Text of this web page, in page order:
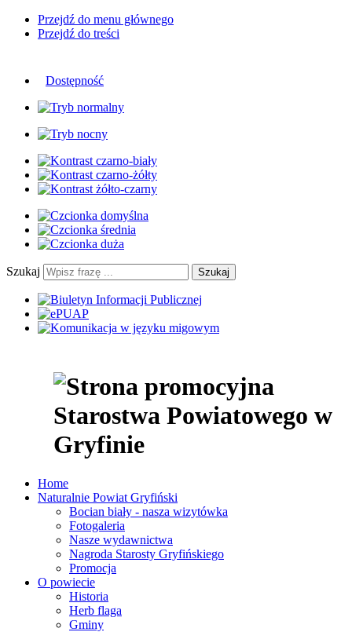
Przejdź do menu głównego
Przejdź do treści
Dostępność
Szukaj Szukaj
Home
Naturalnie Powiat Gryfiński
Bocian biały - nasza wizytówka
Fotogaleria
Nasze wydawnictwa
Nagroda Starosty Gryfińskiego
Promocja
O powiecie
Historia
Herb flaga
Gminy